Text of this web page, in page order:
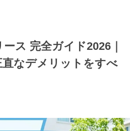
ス 完全ガイド2026｜
なデメリットをすべ